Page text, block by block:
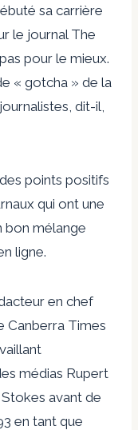
sa carrière
le journal The
pour le mieux.
« gotcha » de la
dit-il,
points positifs
qui ont une
bon mélange
ligne.
en chef
Canberra Times
médias Rupert
avant de
en tant que